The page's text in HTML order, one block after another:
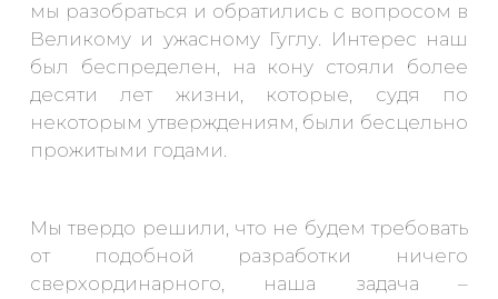
мы разобраться и обратились с вопросом в
Великому и ужасному Гуглу. Интерес наш
был беспределен, на кону стояли более
десяти лет жизни, которые, судя по
некоторым утверждениям, были бесцельно
прожитыми годами.
Мы твердо решили, что не будем требовать
от подобной разработки ничего
сверхординарного, наша задача –